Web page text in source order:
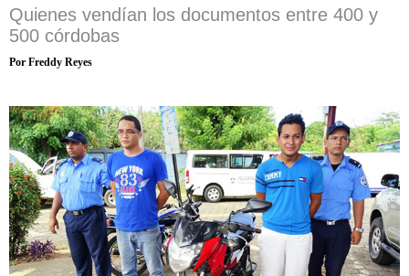
Quienes vendían los documentos entre 400 y
500 córdobas
Por Freddy Reyes